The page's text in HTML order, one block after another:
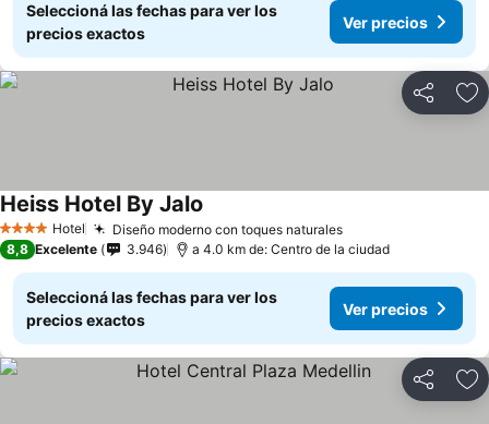
Seleccioná las fechas para ver los
precios exactos
Ver precios
Compartir
4 EstrellasHotel Diseño moderno con toques naturales
Heiss Hotel By Jalo
8,8 Excelente 3.946 a 4.0 km de: Centro de la ciudad
Seleccioná las fechas para ver los
precios exactos
Ver precios
Compartir